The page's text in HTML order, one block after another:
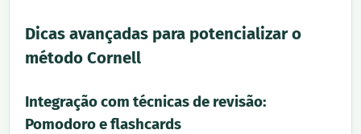
Dicas avançadas para potencializar o
método Cornell
Integração com técnicas de revisão:
Pomodoro e flashcards